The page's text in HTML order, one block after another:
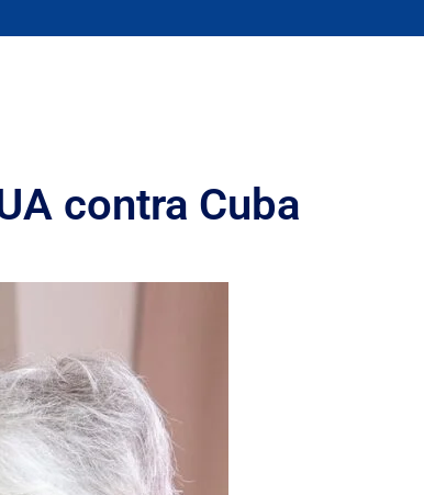
contra Cuba